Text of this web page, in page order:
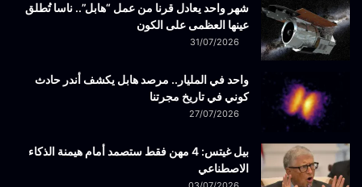
شهر واحد يعادل قرنا من عمل “هابل”.. ناسا تُطلق
عينها العظمى على الكون
31/07/2026
واحد في المليار.. مرصد هابل يكشف أندر حادث
كوني في تاريخ مجرتنا
27/07/2026
بيل غيتس: 4 مهن فقط ستصمد أمام هيمنة الذكاء
الاصطناعي